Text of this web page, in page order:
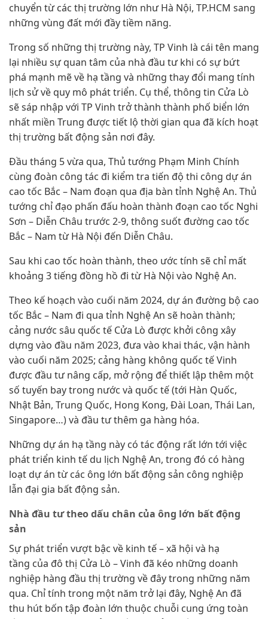
chuyển từ các thị trường lớn như Hà Nội, TP.HCM sang
những vùng đất mới đầy tiềm năng.
Trong số những thị trường này, TP Vinh là cái tên mang
lại nhiều sự quan tâm của nhà đầu tư khi có sự bứt
phá mạnh mẽ về hạ tầng và những thay đổi mang tính
lịch sử về quy mô phát triển. Cụ thể, thông tin Cửa Lò
sẽ sáp nhập với TP Vinh trở thành thành phố biển lớn
nhất miền Trung được tiết lộ thời gian qua đã kích hoạt
thị trường bất động sản nơi đây.
Đầu tháng 5 vừa qua, Thủ tướng Phạm Minh Chính
cùng đoàn công tác đi kiểm tra tiến độ thi công dự án
cao tốc Bắc – Nam đoạn qua địa bàn tỉnh Nghệ An. Thủ
tướng chỉ đạo phấn đấu hoàn thành đoạn cao tốc Nghi
Sơn – Diễn Châu trước 2-9, thông suốt đường cao tốc
Bắc – Nam từ Hà Nội đến Diễn Châu.
Sau khi cao tốc hoàn thành, theo ước tính sẽ chỉ mất
khoảng 3 tiếng đồng hồ đi từ Hà Nội vào Nghệ An.
Theo kế hoạch vào cuối năm 2024, dự án đường bộ cao
tốc Bắc – Nam đi qua tỉnh Nghệ An sẽ hoàn thành;
cảng nước sâu quốc tế Cửa Lò được khởi công xây
dựng vào đầu năm 2023, đưa vào khai thác, vận hành
vào cuối năm 2025; cảng hàng không quốc tế Vinh
được đầu tư nâng cấp, mở rộng để thiết lập thêm một
số tuyến bay trong nước và quốc tế (tới Hàn Quốc,
Nhật Bản, Trung Quốc, Hong Kong, Đài Loan, Thái Lan,
Singapore…) và đầu tư thêm ga hàng hóa.
Những dự án hạ tầng này có tác động rất lớn tới việc
phát triển kinh tế du lịch Nghệ An, trong đó có hàng
loạt dự án từ các ông lớn bất động sản công nghiệp
lẫn đại gia bất động sản.
Nhà đầu tư theo dấu chân của ông lớn bất động
sản
Sự phát triển vượt bậc về kinh tế – xã hội và hạ
tầng của đô thị Cửa Lò – Vinh đã kéo những doanh
nghiệp hàng đầu thị trường về đây trong những năm
qua. Chỉ tính trong một năm trở lại đây, Nghệ An đã
thu hút bốn tập đoàn lớn thuộc chuỗi cung ứng toàn